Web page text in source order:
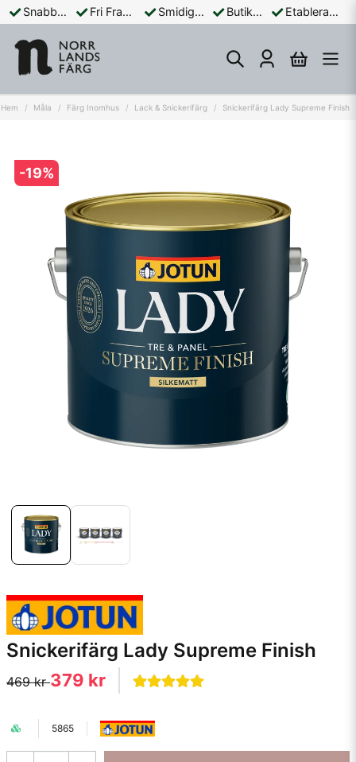
Snabba Leveranser Fri Frakt Över 899:- Smidiga Betalningar Butik och Online Etablerad Sedan 1965
Hem Måla Färg Inomhus Lack & Snickerifärg Snickerifärg Lady Supreme Finish
-19%
Snickerifärg Lady Supreme Finish
469 kr379 kr
5865